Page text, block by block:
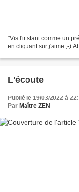
"Vis l'instant comme un
en cliquant sur j'aime ;-)
L'écoute
Publié le 19/03/2022 à
Par Maître ZEN